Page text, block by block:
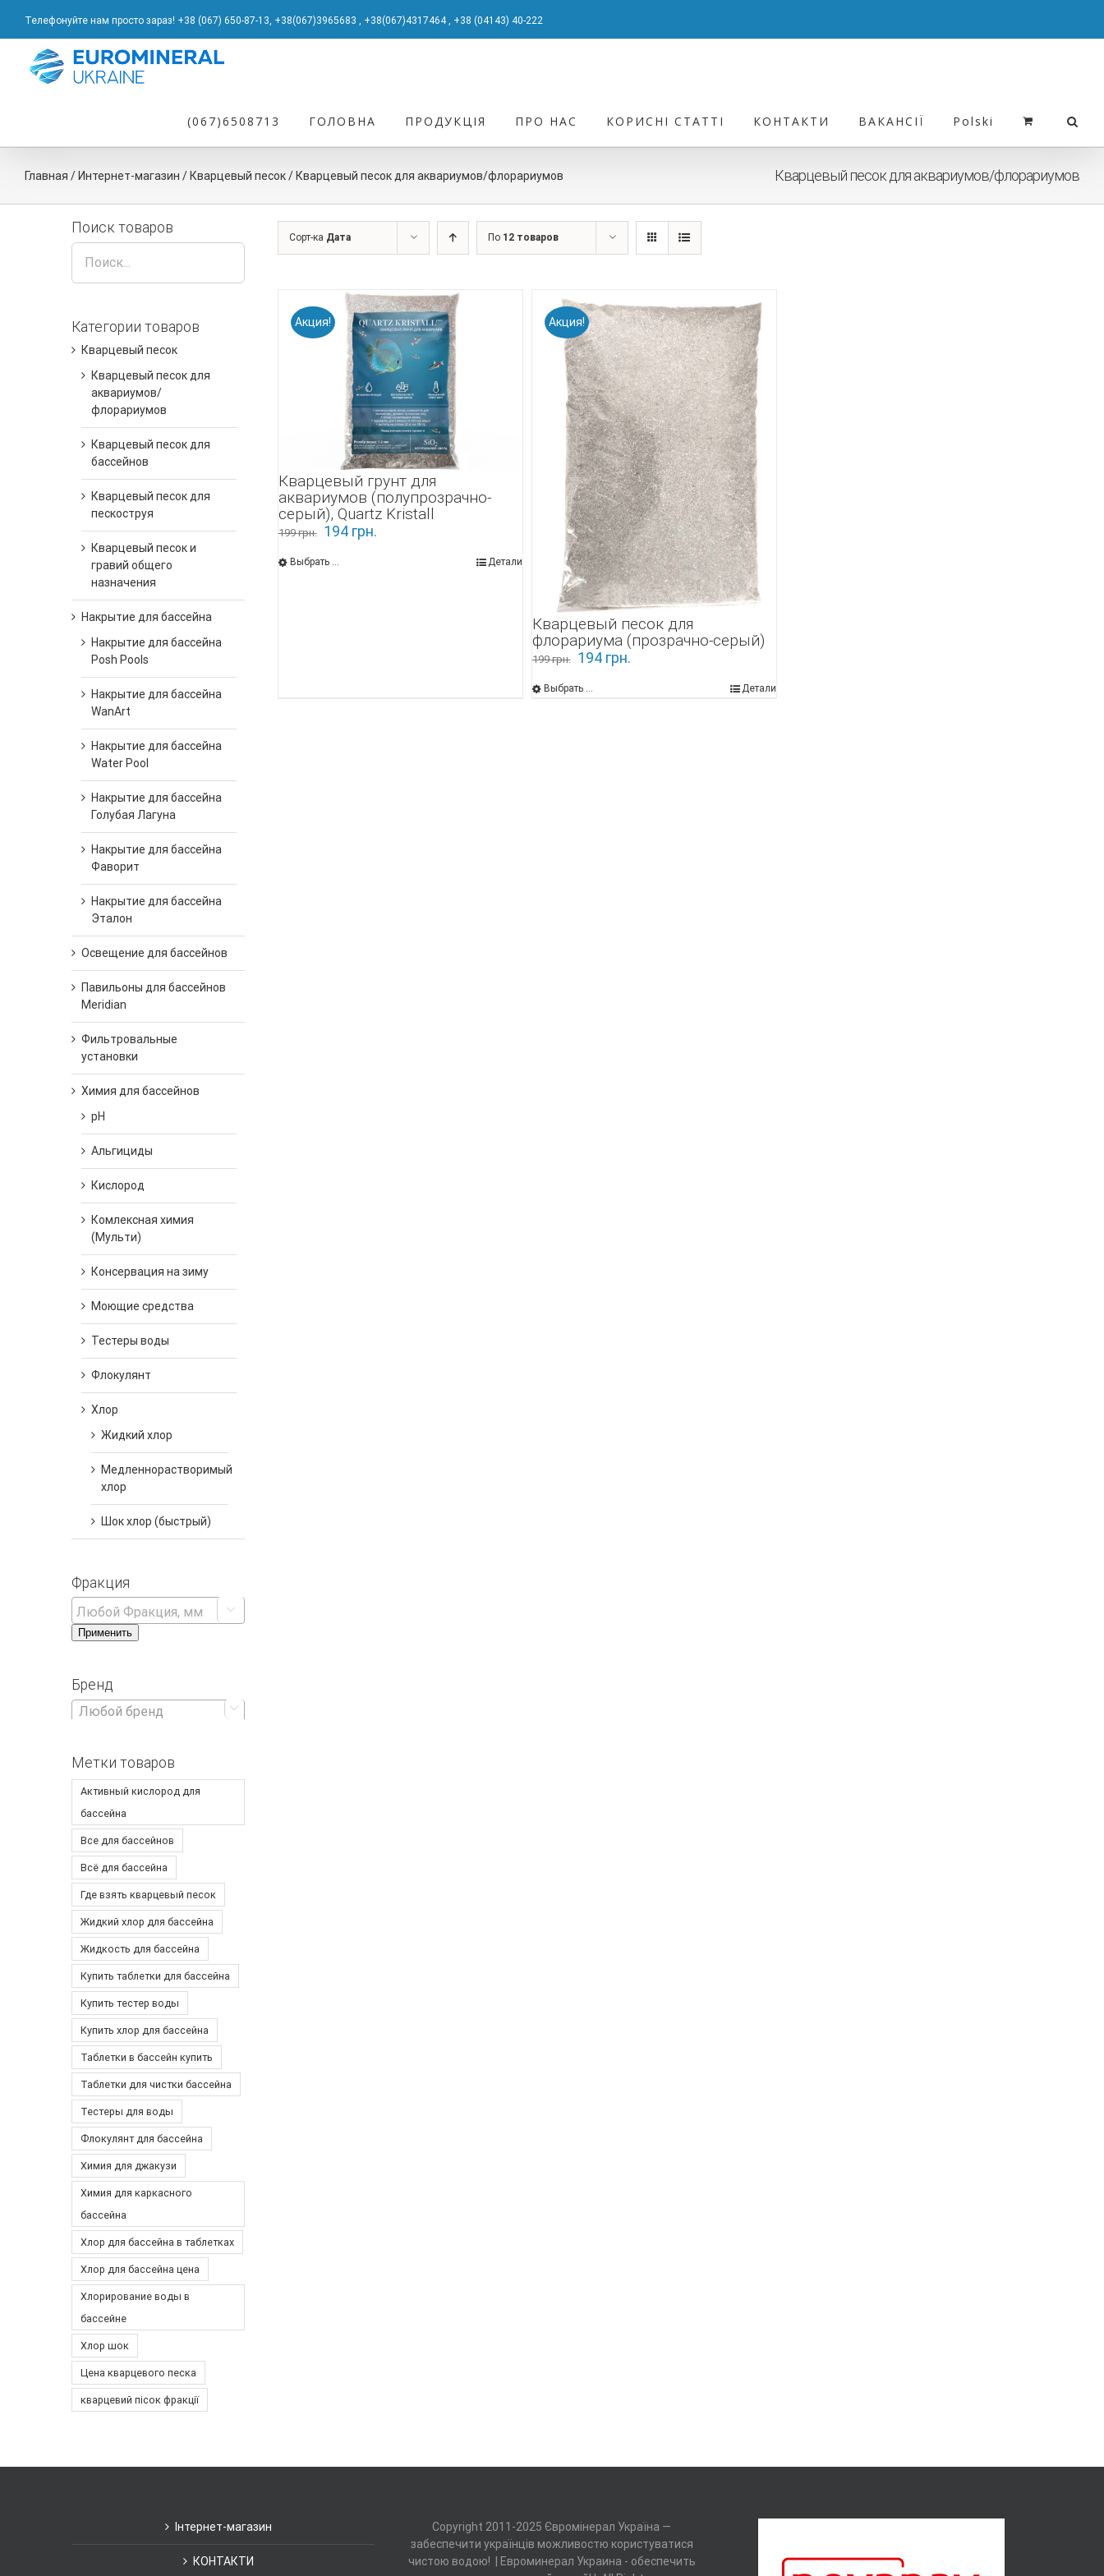
content
Телефонуйте нам просто зараз! +38 (067) 650-87-13, +38(067)3965683 , +38(067)4317464 , +38 (04143) 40-222
Результат
(067)6508713 ГОЛОВНА ПРОДУКЦІЯ ПРО НАС КОРИСНІ СТАТТІ КОНТАКТИ ВАКАНСІЇ Polski
Кварцевый песок для аквариумов/флорариумов
Главная /Интернет-магазин /Кварцевый песок/Кварцевый песок для аквариумов/флорариумов
Сорт-ка Дата По 12 товаров
Акция!
Кварцевый грунт для
аквариумов (полупрозрачно-
серый), Quartz Kristall
199грн. 194 грн.
Выбрать ... Детали
Акция!
Кварцевый песок для
флорариума (прозрачно-серый)
199грн. 194 грн.
Выбрать ... Детали
Поиск товаров
Категории товаров
Кварцевый песок
Кварцевый песок для
аквариумов/
флорариумов
Кварцевый песок для
бассейнов
Кварцевый песок для
пескоструя
Кварцевый песок и
гравий общего
назначения
Накрытие для бассейна
Накрытие для бассейна
Posh Pools
Накрытие для бассейна
WanArt
Накрытие для бассейна
Water Pool
Накрытие для бассейна
Голубая Лагуна
Накрытие для бассейна
Фаворит
Накрытие для бассейна
Эталон
Освещение для бассейнов
Павильоны для бассейнов
Meridian
Фильтровальные
установки
Химия для бассейнов
pH
Альгициды
Кислород
Комлексная химия
(Мульти)
Консервация на зиму
Моющие средства
Тестеры воды
Флокулянт
Хлор
Жидкий хлор
Медленнорастворимый
хлор
Шок хлор (быстрый)
Фракция

Применить
Бренд
Любой бренд 
Метки товаров
Активный кислород для
бассейна
Все для бассейнов
Всё для бассейна
Где взять кварцевый песок
Жидкий хлор для бассейна
Жидкость для бассейна
Купить таблетки для бассейна
Купить тестер воды
Купить хлор для бассейна
Таблетки в бассейн купить
Таблетки для чистки бассейна
Тестеры для воды
Флокулянт для бассейна
Химия для джакузи
Химия для каркасного
бассейна
Хлор для бассейна в таблетках
Хлор для бассейна цена
Хлорирование воды в
бассейне
Хлор шок
Цена кварцевого песка
кварцевий пісок фракції
Інтернет-магазин
КОНТАКТИ
Copyright 2011-2025 Євромінерал Україна —
забеспечити українців можливостю користуватися
чистою водою! | Евроминерал Украина - обеспечить